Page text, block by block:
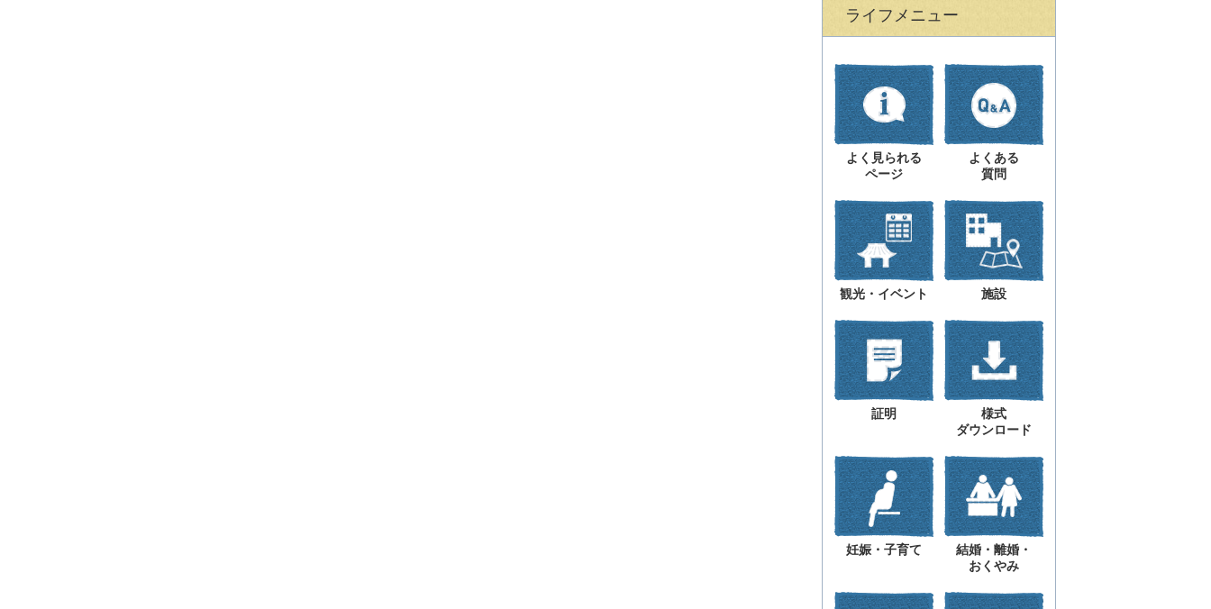
ライフメニュー
よく見られる
ページ
よくある
質問
観光・イベント 施設
証明
様式
ダウンロード
妊娠・子育て
結婚・離婚・
おくやみ